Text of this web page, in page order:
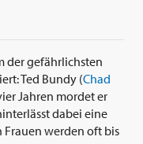
der gefährlichsten
Ted Bundy (Chad
Jahren mordet er
dabei eine
werden oft bis